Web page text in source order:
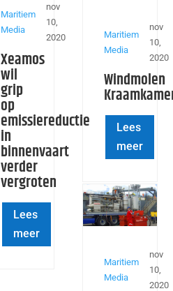
Maritiem
Media
nov
10,
2020
Xeamos
wil
grip
op
emissiereductie
in
binnenvaart
verder
vergroten
Lees
meer
Maritiem
Media
nov
10,
2020
Windmolen
Lees
meer
Maritiem
Media
nov
10,
2020